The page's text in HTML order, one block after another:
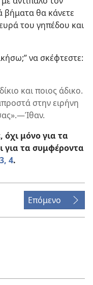
βήματα θα κάνετε
του γηπέδου και
να σκέφτεστε:
και ποιος άδικο.
στην ειρήνη
μόνο για τα
για τα συμφέροντα
4.
Επόμενο